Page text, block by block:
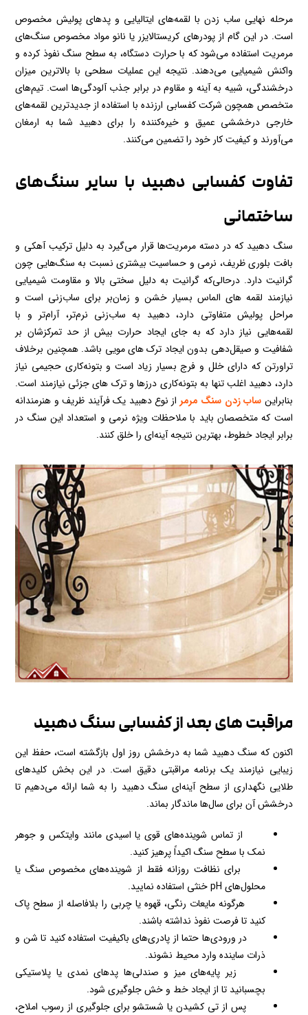
مرحله نهایی ساب زدن با لقمه‌های ایتالیایی و پدهای پولیش مخصوص
است. در این گام از پودرهای کریستالایزر یا نانو مواد مخصوص سنگ‌های
مرمریت استفاده می‌شود که با حرارت دستگاه، به سطح سنگ نفوذ کرده و
واکنش شیمیایی می‌دهند. نتیجه این عملیات سطحی با بالاترین میزان
درخشندگی، شبیه به آینه و مقاوم در برابر جذب آلودگی‌ها است. تیم‌های
متخصص همچون شرکت کفسابی ارزنده با استفاده از جدیدترین لقمه‌های
خارجی درخششی عمیق و خیره‌کننده را برای دهبید شما به ارمغان
می‌آورند و کیفیت کار خود را تضمین می‌کنند.
تفاوت کفسابی دهبید با سایر سنگ‌های
ساختمانی
سنگ دهبید که در دسته مرمریت‌ها قرار می‌گیرد به دلیل ترکیب آهکی و
بافت بلوری ظریف، نرمی و حساسیت بیشتری نسبت به سنگ‌هایی چون
گرانیت دارد. درحالی‌که گرانیت به دلیل سختی بالا و مقاومت شیمیایی
نیازمند لقمه ‌های الماس بسیار خشن و زمان‌بر برای ساب‌زنی است و
مراحل پولیش متفاوتی دارد، دهبید به ساب‌زنی نرم‌تر، آرام‌تر و با
لقمه‌هایی نیاز دارد که به جای ایجاد حرارت بیش از حد تمرکزشان بر
شفافیت و صیقل‌دهی بدون ایجاد ترک ‌های مویی باشد. همچنین برخلاف
تراورتن که دارای خلل و فرج بسیار زیاد است و بتونه‌کاری حجیمی نیاز
دارد، دهبید اغلب تنها به بتونه‌کاری درزها و ترک‌ های جزئی نیازمند است.
بنابراین ساب زدن سنگ مرمراز نوع دهبید یک فرآیند ظریف و هنرمندانه
است که متخصصان باید با ملاحظات ویژه نرمی و استعداد این سنگ در
برابر ایجاد خطوط، بهترین نتیجه آینه‌ای را خلق کنند.
مراقبت های بعد از کفسابی سنگ دهبید
اکنون که سنگ دهبید شما به درخشش روز اول بازگشته است، حفظ این
زیبایی نیازمند یک برنامه مراقبتی دقیق است. در این بخش کلیدهای
طلایی نگهداری از سطح آینه‌ای سنگ دهبید را به شما ارائه می‌دهیم تا
درخشش آن برای سال‌ها ماندگار بماند.
از تماس شوینده‌های قوی یا اسیدی مانند وایتکس و جوهر
نمک با سطح سنگ اکیداً پرهیز کنید.
برای نظافت روزانه فقط از شوینده‌های مخصوص سنگ یا
محلول‌های pH خنثی استفاده نمایید.
هرگونه مایعات رنگی، قهوه یا چربی را بلافاصله از سطح پاک
کنید تا فرصت نفوذ نداشته باشند.
در ورودی‌ها حتما از پادری‌های باکیفیت استفاده کنید تا شن و
ذرات ساینده وارد محیط نشوند.
زیر پایه‌های میز و صندلی‌ها پدهای نمدی یا پلاستیکی
بچسبانید تا از ایجاد خط و خش جلوگیری شود.
پس از تی کشیدن یا شستشو برای جلوگیری از رسوب املاح،